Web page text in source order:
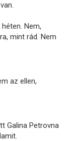
Nem,
mint rád. Nem
az ellen,
Galina Petrovna